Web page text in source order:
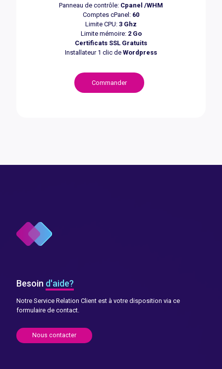
Panneau de contrôle: Cpanel /WHM
Comptes cPanel: 60
Limite CPU: 3 Ghz
Limite mémoire: 2 Go
Certificats SSL Gratuits
Installateur 1 clic de Wordpress
Commander
Besoin d'aide?
Notre Service Relation Client est à votre disposition via ce
formulaire de contact.
Nous contacter